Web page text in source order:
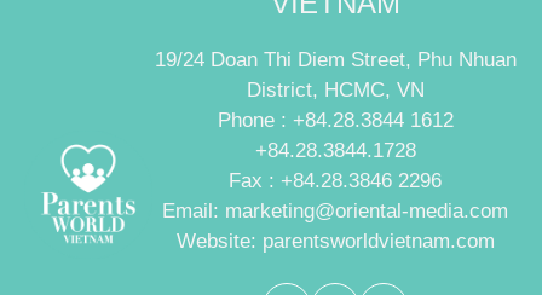
19/24 Doan Thi Diem Street, Phu Nhuan
District, HCMC, VN
Phone : +84.28.3844 1612
+84.28.3844.1728
Fax : +84.28.3846 2296
Email: marketing@oriental-media.com
Website: parentsworldvietnam.com